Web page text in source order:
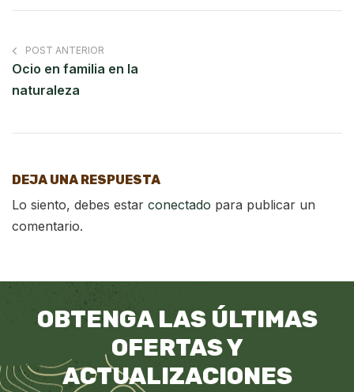
POST ANTERIOR
Ocio en familia en la
naturaleza
DEJA UNA RESPUESTA
Lo siento, debes estar conectado para publicar un
comentario.
OBTENGA LAS ÚLTIMAS
OFERTAS Y
ACTUALIZACIONES